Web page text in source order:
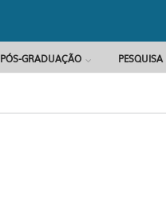
PÓS-GRADUAÇÃO PESQUISA